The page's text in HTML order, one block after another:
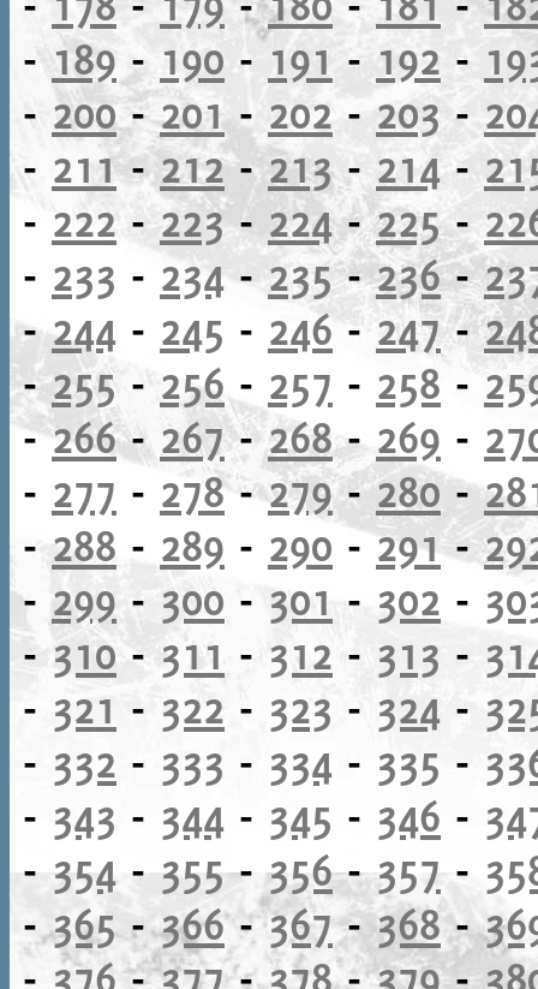
- 189 -190 -191 - 192 -
- 200-201-202 - 203 -
- 211-212-213- 214-
- 222 -223- 224-225-
- 233 - 234-235-236-
-244 - 245 - 246-247-
-255-256 - 257 - 258 -
-266- 267-268- 269 -
- 277 - 278-279-280-
-288 - 289 - 290 -291-
- 299 -300 - 301 - 302 -
- 310-311 - 312 - 313 -
- 321 - 322 - 323 - 324 -
- 332 - 333 - 334 - 335 -
- 343 - 344 - 345 - 346 -
-354 -355-356-357-
-365-366-367-368-
- 376-377-378-379-